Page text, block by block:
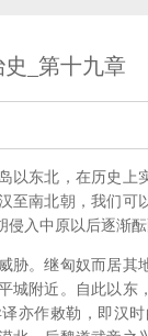
史_第十九章
以东北，在历史
至南北朝，我们
入中原以后逐渐
胁。继匈奴而居
城附近。自此以
亦作敕勒，即汉